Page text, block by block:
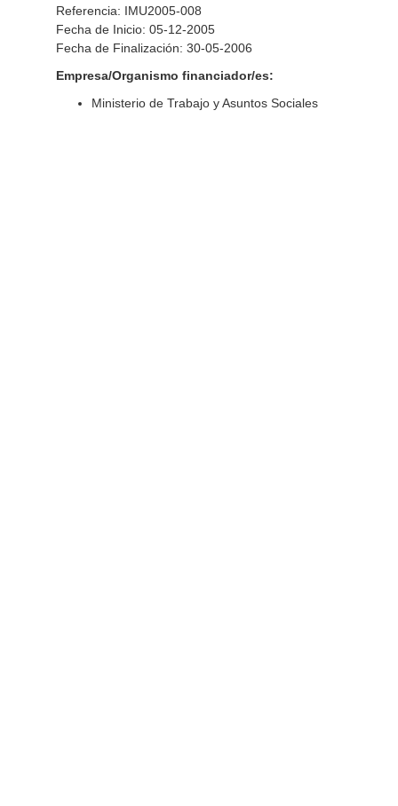
Referencia: IMU2005-008
Fecha de Inicio: 05-12-2005
Fecha de Finalización: 30-05-2006
Empresa/Organismo financiador/es:
Ministerio de Trabajo y Asuntos Sociales